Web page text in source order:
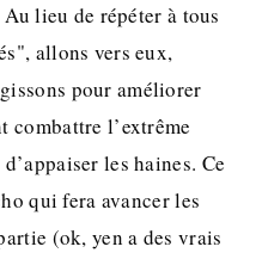
lieu de répéter à tous
allons vers eux,
pour améliorer
combattre l’extrême
les haines. Ce
qui fera avancer les
(ok, yen a des vrais